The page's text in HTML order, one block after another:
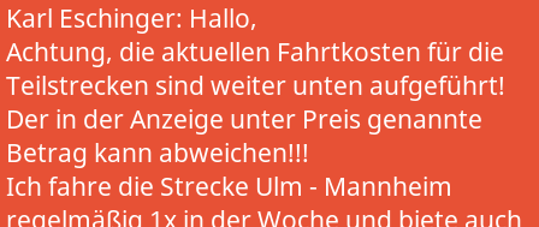
Karl Eschinger: Hallo,
Achtung, die aktuellen Fahrtkosten für die
Teilstrecken sind weiter unten aufgeführt!
Der in der Anzeige unter Preis genannte
Betrag kann abweichen!!!
Ich fahre die Strecke Ulm - Mannheim
regelmäßig 1x in der Woche und biete auch